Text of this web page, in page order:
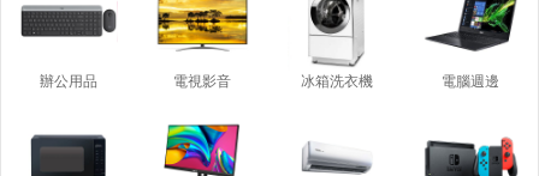
辦公用品 電視影音 冰箱洗衣機 電腦週邊